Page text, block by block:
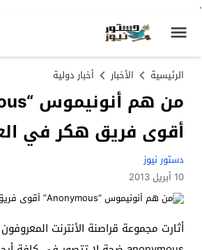
.
الرئيسية الأخبار أخبار دولية
أقوى فريق هكر في
دستور نيوز
10 أبريل 2013
أثارت مجموعة قراصنة الأنترنت